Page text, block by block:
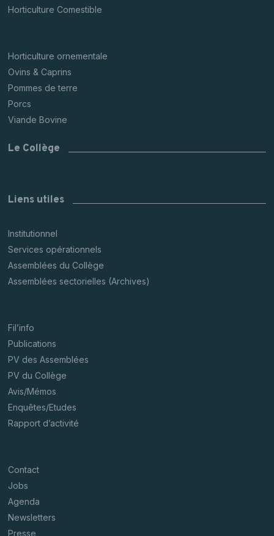
Horticulture Comestible
Horticulture ornementale
Ovins & Caprins
Pommes de terre
Porcs
Viande Bovine
Le Collège
Liens utiles
Institutionnel
Services opérationnels
Assemblées du Collège
Assemblées sectorielles (Archives)
Fil’info
Publications
PV des Assemblées
PV du Collège
Avis/Mémos
Enquêtes/Etudes
Rapport d’activité
Contact
Jobs
Agenda
Newsletters
Presse